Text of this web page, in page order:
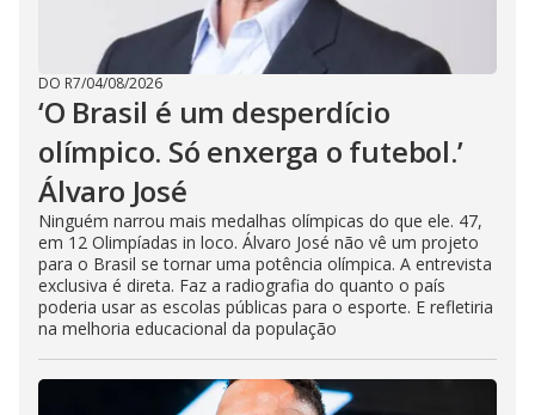
DO R7/04/08/2026
‘O Brasil é um desperdício
olímpico. Só enxerga o futebol.’
Álvaro José
Ninguém narrou mais medalhas olímpicas do que ele. 47,
em 12 Olimpíadas in loco. Álvaro José não vê um projeto
para o Brasil se tornar uma potência olímpica. A entrevista
exclusiva é direta. Faz a radiografia do quanto o país
poderia usar as escolas públicas para o esporte. E refletiria
na melhoria educacional da população